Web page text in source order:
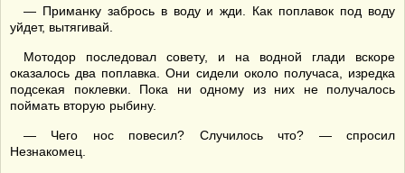
— Приманку забрось в воду и жди. Как поплавок под воду
уйдет, вытягивай.
Мотодор последовал совету, и на водной глади вскоре
оказалось два поплавка. Они сидели около получаса, изредка
подсекая поклевки. Пока ни одному из них не получалось
поймать вторую рыбину.
— Чего нос повесил? Случилось что? — спросил
Незнакомец.